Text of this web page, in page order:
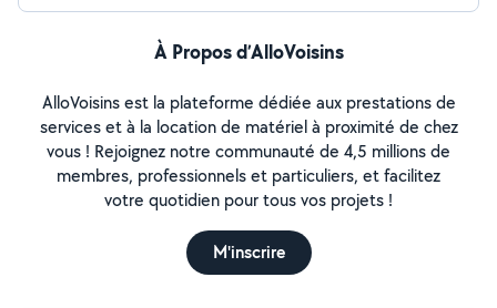
À Propos d’AlloVoisins
AlloVoisins est la plateforme dédiée aux prestations de
services et à la location de matériel à proximité de chez
vous ! Rejoignez notre communauté de 4,5 millions de
membres, professionnels et particuliers, et facilitez
votre quotidien pour tous vos projets !
M'inscrire